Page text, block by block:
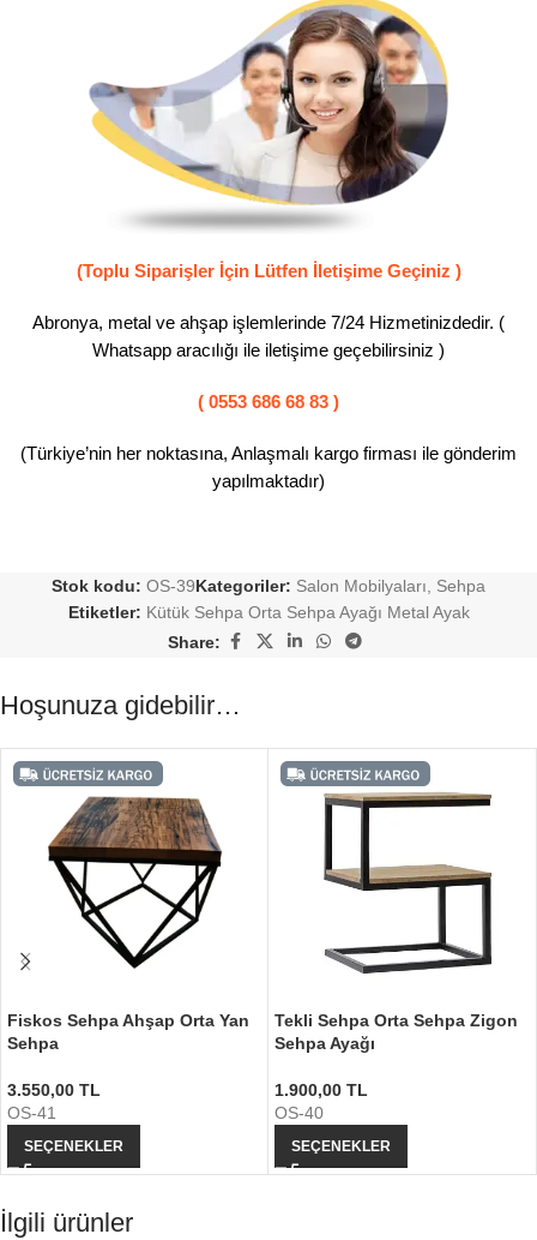
(Toplu Siparişler İçin Lütfen İletişime Geçiniz )
Abronya, metal ve ahşap işlemlerinde 7/24 Hizmetinizdedir. (
Whatsapp aracılığı ile iletişime geçebilirsiniz )
( 0553 686 68 83 )
(Türkiye’nin her noktasına, Anlaşmalı kargo firması ile gönderim
yapılmaktadır)
Stok kodu: OS-39Kategoriler: Salon Mobilyaları, Sehpa
Etiketler: Kütük Sehpa Orta Sehpa Ayağı Metal Ayak
Share:
Hoşunuza gidebilir…
Fiskos Sehpa Ahşap Orta Yan
Sehpa
3.550,00 TL
OS-41
SEÇENEKLER
Tekli Sehpa Orta Sehpa Zigon
Sehpa Ayağı
1.900,00 TL
OS-40
SEÇENEKLER
İlgili ürünler